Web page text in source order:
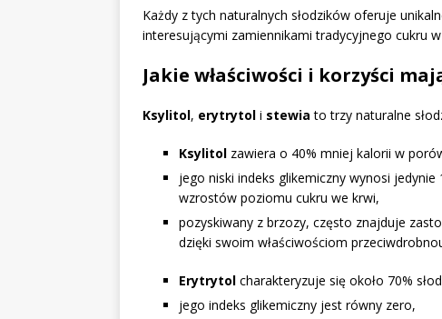
Każdy z tych naturalnych słodzików oferuje
interesującymi zamiennikami tradycyjnego cukru
Jakie właściwości i korzyści
Ksylitol, erytrytol i stewia to trzy naturalne
Ksylitol zawiera o 40% mniej kalorii w
jego niski indeks glikemiczny wynosi
wzrostów poziomu cukru we krwi,
pozyskiwany z brzozy, często znajduje
dzięki swoim właściwościom
Erytrytol charakteryzuje się około 70%
jego indeks glikemiczny jest równy zero,